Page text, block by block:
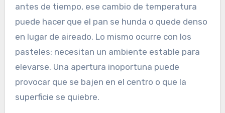
antes de tiempo, ese cambio de temperatura
puede hacer que el pan se hunda o quede denso
en lugar de aireado. Lo mismo ocurre con los
pasteles: necesitan un ambiente estable para
elevarse. Una apertura inoportuna puede
provocar que se bajen en el centro o que la
superficie se quiebre.